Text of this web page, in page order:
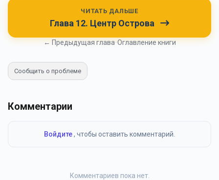
ЧИТАТЬ ДАЛЬШЕ
Глава 12. Центр Острова
← Предыдущая глава Оглавление книги
Сообщить о проблеме
Комментарии
Войдите, чтобы оставить комментарий.
Комментариев пока нет.